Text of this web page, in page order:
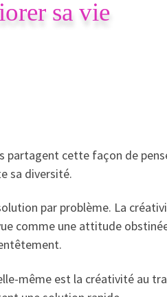
sa vie
partagent cette façon de
sa diversité.
par problème. La
comme une attitude
même est la créativité au